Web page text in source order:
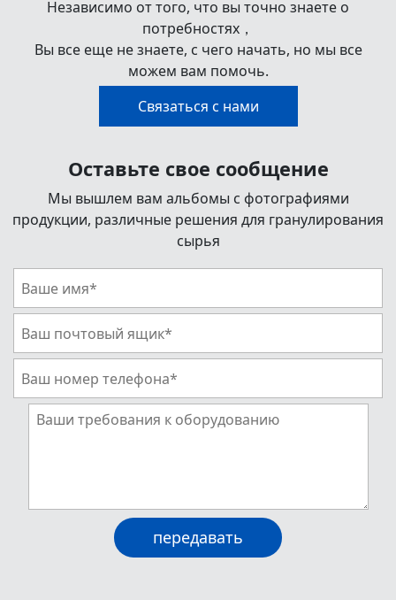
Независимо от того, что вы точно знаете о
потребностях，
Вы все еще не знаете, с чего начать, но мы все
можем вам помочь.
Связаться с нами
Оставьте свое сообщение
Мы вышлем вам альбомы с фотографиями
продукции, различные решения для гранулирования
сырья